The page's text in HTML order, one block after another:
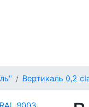
Вертикаль 0,2